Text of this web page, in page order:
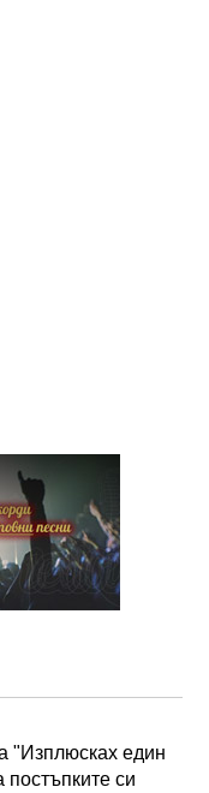
"Изплюсках един
постъпките си